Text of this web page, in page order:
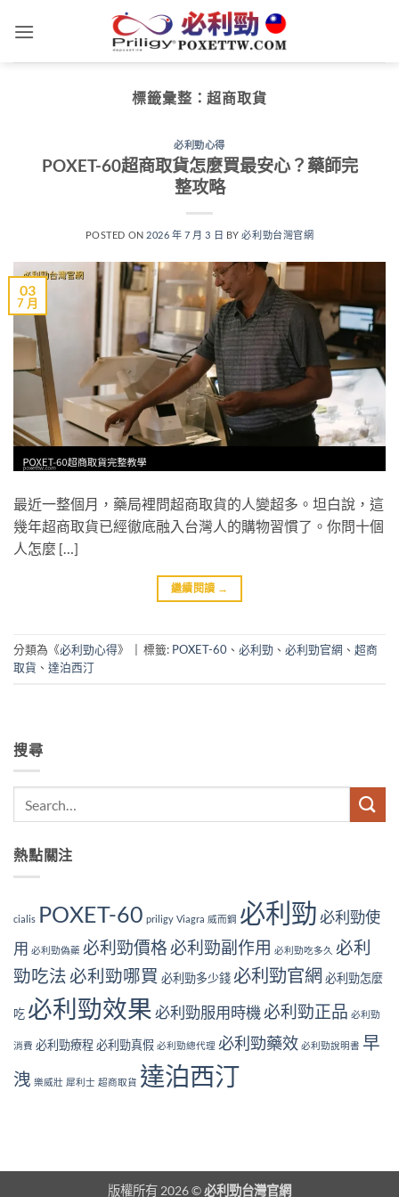
標籤彙整：超商取貨
必利勁心得
POXET-60超商取貨怎麼買最安心？藥師完
整攻略
POSTED ON 2026 年 7 月 3 日 BY必利勁台灣官網
03
7 月
最近一整個月，藥局裡問超商取貨的人變超多。坦白說，這
幾年超商取貨已經徹底融入台灣人的購物習慣了。你問十個
人怎麼 […]
繼續閱讀 →
分類為《必利勁心得》 標籤: POXET-60 、 必利勁 、 必利勁官網 、 超商
取貨 、 達泊西汀
搜尋
熱點關注
cialis POXET-60 priligy Viagra 威而鋼 必利勁必利勁使
用 必利勁偽藥 必利勁價格必利勁副作用 必利勁吃多久 必利
勁吃法必利勁哪買 必利勁多少錢必利勁官網 必利勁怎麼
吃 必利勁效果 必利勁服用時機必利勁正品 必利勁
消費 必利勁療程 必利勁真假 必利勁總代理 必利勁藥效 必利勁說明書 早
洩 樂威壯 犀利士 超商取貨 達泊西汀
版權所有 2026 ©必利勁台灣官網